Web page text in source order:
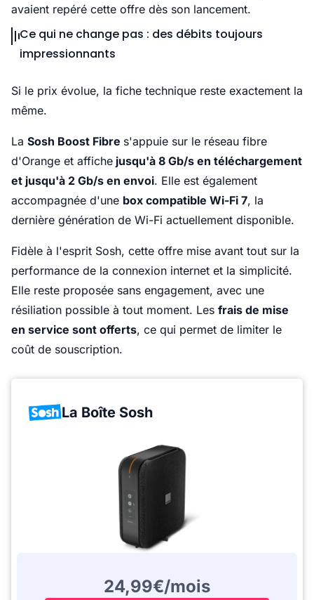
avaient repéré cette offre dès son lancement.
Ce qui ne change pas : des débits toujours
impressionnants
Si le prix évolue, la fiche technique reste exactement la
même.
La Sosh Boost Fibre s'appuie sur le réseau fibre
d'Orange et affiche jusqu'à 8 Gb/s en téléchargement
et jusqu'à 2 Gb/s en envoi. Elle est également
accompagnée d'une box compatible Wi-Fi 7, la
dernière génération de Wi-Fi actuellement disponible.
Fidèle à l'esprit Sosh, cette offre mise avant tout sur la
performance de la connexion internet et la simplicité.
Elle reste proposée sans engagement, avec une
résiliation possible à tout moment. Les frais de mise
en service sont offerts, ce qui permet de limiter le
coût de souscription.
La Boîte Sosh
24,99€/mois